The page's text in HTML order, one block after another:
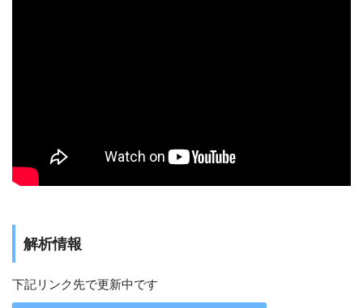
解析情報
下記リンク先で更新中です